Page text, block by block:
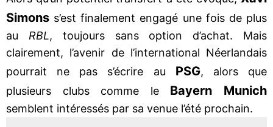
Simons s’est finalement engagé une fois de plus
au RBL, toujours sans option d’achat. Mais
clairement, l’avenir de l’international Néerlandais
pourrait ne pas s’écrire au PSG, alors que
plusieurs clubs comme le Bayern Munich
semblent intéressés par sa venue l’été prochain.